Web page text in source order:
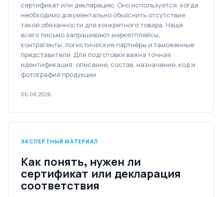
сертификат или декларацию. Оно используется, когда
необходимо документально объяснить отсутствие
такой обязанности для конкретного товара. Чаще
всего письмо запрашивают маркетплейсы,
контрагенты, логистические партнёры и таможенные
представители. Для подготовки важна точная
идентификация: описание, состав, назначение, код и
фотография продукции.
06.08.2026
ЭКСПЕРТНЫЙ МАТЕРИАЛ
Как понять, нужен ли
сертификат или декларация
соответствия